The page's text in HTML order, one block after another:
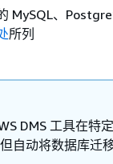
MySQL、
所列
DMS 工具在特
自动将数据库迁